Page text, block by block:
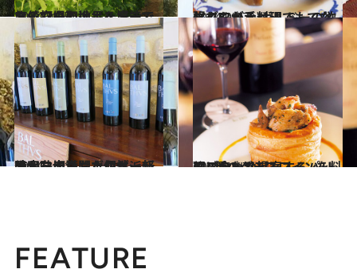
2014.9.25
ワインの聖地ボルドーで お値打ちの逸品を堪能できる穴場
旅＆お出かけ 2014.9.27
マダムが手料理でもてなしてくれる ボルドーの欲張りワイナリー
旅＆お出かけ
2014.10.1
果実味に満ちたロゼ、軽やかな赤…… ボルドー新時代を切り開く個性派
旅＆お出かけ 2014.2.17
110種のグラスワインを料理に合わせ提案するパリのブラッスリー
旅＆お出かけ
FEATURE